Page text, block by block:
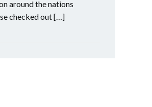
around the nations
checked out […]